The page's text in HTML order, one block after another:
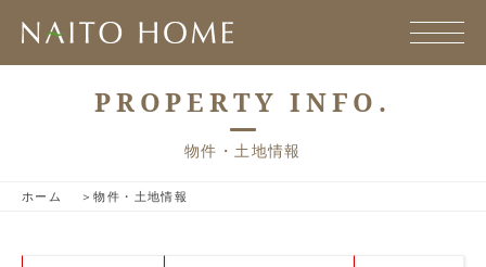
PROPERTY INFO.
物件・土地情報
ホーム 物件・土地情報